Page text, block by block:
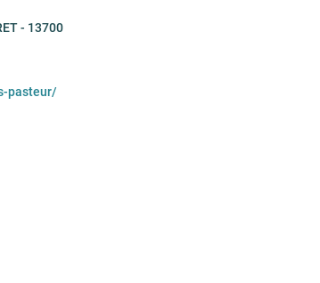
- 13700
pasteur/